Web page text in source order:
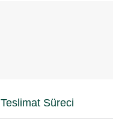
Teslimat Süreci